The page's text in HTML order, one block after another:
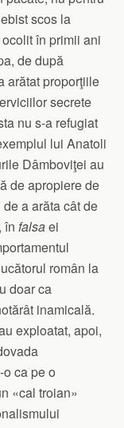
scos la
în primii ani
de după
arătat proporţiile
secrete
nu s-a refugiat
lui Anatoli
Dâmboviţei au
de apropiere de
a arăta cât de
în falsaei
român la
doar ca
inamicală.
exploatat, apoi,
ca pe o
«cal troian»